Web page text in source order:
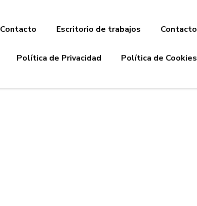
Contacto Escritorio de trabajos Contacto
Política de Privacidad Política de Cookies